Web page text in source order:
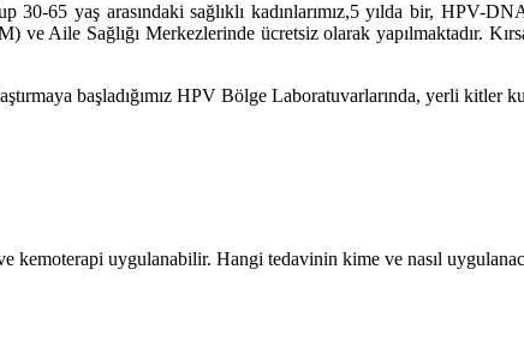
65 yaş arasındaki sağlıklı kadınlarımız,5 yılda bir, HPV-
Aile Sağlığı Merkezlerinde ücretsiz olarak yapılmaktadır.
başladığımız HPV Bölge Laboratuvarlarında, yerli kitler
kemoterapi uygulanabilir. Hangi tedavinin kime ve nasıl